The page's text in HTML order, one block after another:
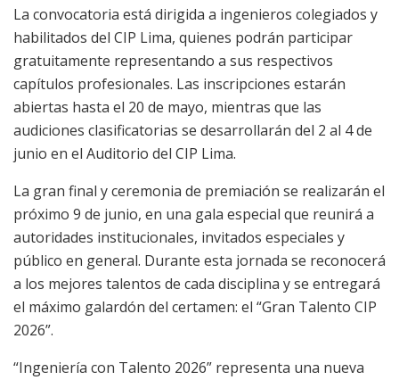
La convocatoria está dirigida a ingenieros colegiados y
habilitados del CIP Lima, quienes podrán participar
gratuitamente representando a sus respectivos
capítulos profesionales. Las inscripciones estarán
abiertas hasta el 20 de mayo, mientras que las
audiciones clasificatorias se desarrollarán del 2 al 4 de
junio en el Auditorio del CIP Lima.
La gran final y ceremonia de premiación se realizarán el
próximo 9 de junio, en una gala especial que reunirá a
autoridades institucionales, invitados especiales y
público en general. Durante esta jornada se reconocerá
a los mejores talentos de cada disciplina y se entregará
el máximo galardón del certamen: el “Gran Talento CIP
2026”.
“Ingeniería con Talento 2026” representa una nueva